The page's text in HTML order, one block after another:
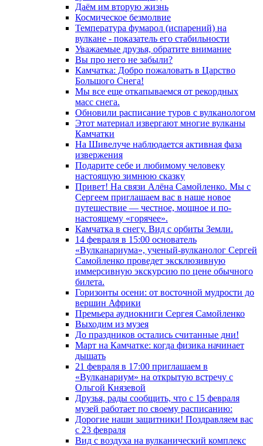
Даём им вторую жизнь
Космическое безмолвие
Температура фумарол (испарений) на
вулкане - показатель его стабильности
Уважаемые друзья, обратите внимание
Вы про него не забыли?
Камчатка: Добро пожаловать в Царство
Большого Снега!
Мы все еще откапываемся от рекордных
масс снега.
Обновили расписание туров с вулканологом
Этот материал извергают многие вулканы
Камчатки
На Шивелуче наблюдается активная фаза
извержения
Подарите себе и любимому человеку
настоящую зимнюю сказку
Привет! На связи Алёна Самойленко. Мы с
Сергеем приглашаем вас в наше новое
путешествие — честное, мощное и по-
настоящему «горячее».
Камчатка в снегу. Вид с орбиты Земли.
14 февраля в 15:00 основатель
«Вулканариума», ученый-вулканолог Сергей
Самойленко проведет эксклюзивную
иммерсивную экскурсию по цене обычного
билета.
Горизонты осени: от восточной мудрости до
вершин Африки
Премьера аудиокниги Сергея Самойленко
Выходим из музея
До праздников остались считанные дни!
Март на Камчатке: когда физика начинает
дышать
21 февраля в 17:00 приглашаем в
«Вулканариум» на открытую встречу с
Ольгой Князевой
Друзья, рады сообщить, что с 15 февраля
музей работает по своему расписанию:
Дорогие наши защитники! Поздравляем вас
с 23 февраля
Вид с воздуха на вулканический комплекс